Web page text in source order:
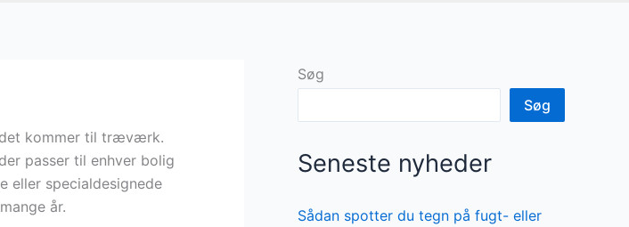
det kommer til træværk.
passer til enhver bolig
eller specialdesignede
år.
Søg
Søg
Seneste nyheder
Sådan spotter du tegn på fugt- eller